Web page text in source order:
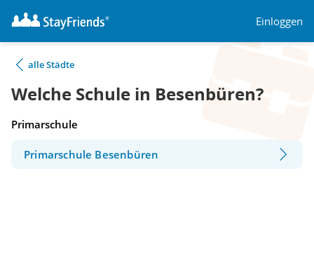
Einloggen
alle Städte
Welche Schule in Besenbüren?
Primarschule
Primarschule Besenbüren